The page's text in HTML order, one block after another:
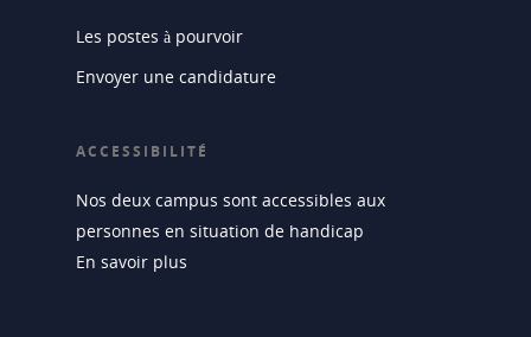
Les postes à pourvoir
Envoyer une candidature
ACCESSIBILITÉ
Nos deux campus sont accessibles aux
personnes en situation de handicap
En savoir plus